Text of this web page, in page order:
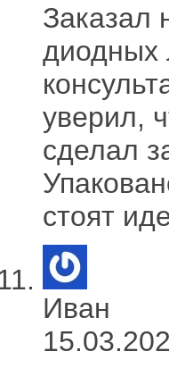
Заказал
диодных
уверил,
сделал
стоят
Иван